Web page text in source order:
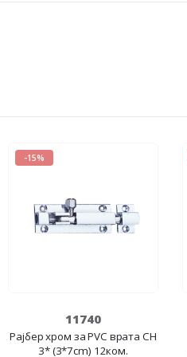
-15%
11740
Рајбер хром за PVC врата CH
3* (3*7cm) 12ком.